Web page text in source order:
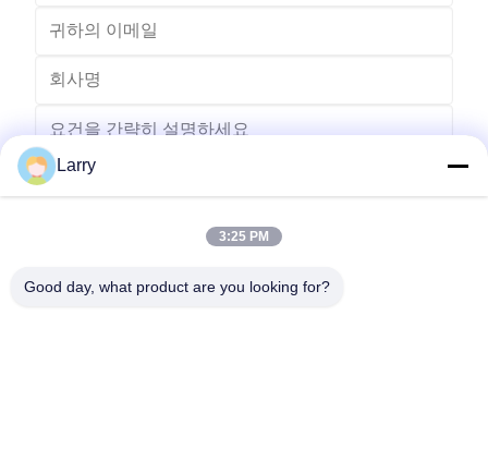
Larry
3:25 PM
Good day, what product are you looking for?